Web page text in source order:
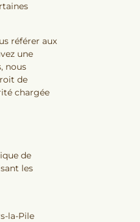
référer aux
une
nous
de
chargée
de
les
la-Pile